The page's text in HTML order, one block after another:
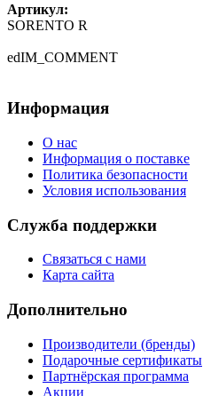
Артикул:
SORENTO R
edIM_COMMENT
Информация
О нас
Информация о поставке
Политика безопасности
Условия использования
Служба поддержки
Связаться с нами
Карта сайта
Дополнительно
Производители (бренды)
Подарочные сертификаты
Партнёрская программа
Акции